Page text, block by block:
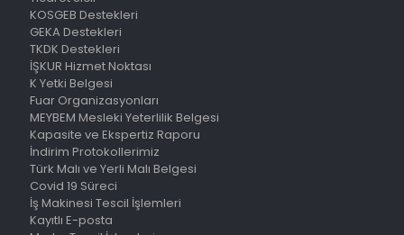
KOSGEB Destekleri
GEKA Destekleri
TKDK Destekleri
İŞKUR Hizmet Noktası
K Yetki Belgesi
Fuar Organizasyonları
MEYBEM Mesleki Yeterlilik Belgesi
Kapasite ve Ekspertiz Raporu
İndirim Protokollerimiz
Türk Malı ve Yerli Malı Belgesi
Covid 19 Süreci
İş Makinesi Tescil İşlemleri
Kayıtlı E-posta